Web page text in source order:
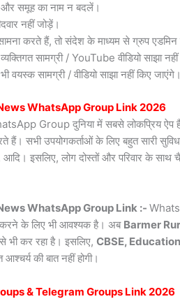
समूह का नाम न बदलें।
नहीं जोड़ें।
करते हैं, तो संदेश के माध्यम से ग्रुप
सामग्री / YouTube वीडियो साझा
सामग्री / वीडियो साझा नहीं किए जाएंगे।
WhatsApp Group Link 2026
Group दुनिया में सबसे लोकप्रिय ऐप
हैं। सभी उपयोगकर्ताओं के लिए बहुत सारी
आदि। इसलिए, लोग दोस्तों और परिवार के
WhatsApp Group Link :-
करने के लिए भी आवश्यक है। अब Barmer
से भी कर रहा है। इसलिए,CBSE,
आश्चर्य की बात नहीं होगी।
& Telegram Groups Link 2026